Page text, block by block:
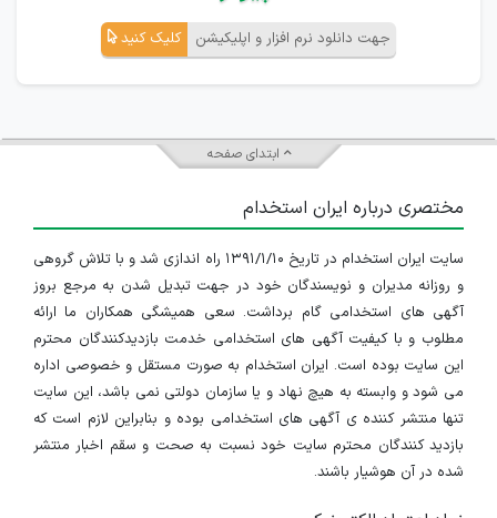
جهت دانلود نرم افزار و اپلیکیشن کلیک کنید
ابتدای صفحه
مختصری درباره ایران استخدام
سایت ایران استخدام در تاریخ ۱۳۹۱/۱/۱۰ راه اندازی شد و با تلاش گروهی
و روزانه مدیران و نویسندگان خود در جهت تبدیل شدن به مرجع بروز
آگهی های استخدامی گام برداشت. سعی همیشگی همکاران ما ارائه
مطلوب و با کیفیت آگهی های استخدامی خدمت بازدیدکنندگان محترم
این سایت بوده است. ایران استخدام به صورت مستقل و خصوصی اداره
می شود و وابسته به هیچ نهاد و یا سازمان دولتی نمی باشد، این سایت
تنها منتشر کننده ی آگهی های استخدامی بوده و بنابراین لازم است که
بازدید کنندگان محترم سایت خود نسبت به صحت و سقم اخبار منتشر
شده در آن هوشیار باشند.